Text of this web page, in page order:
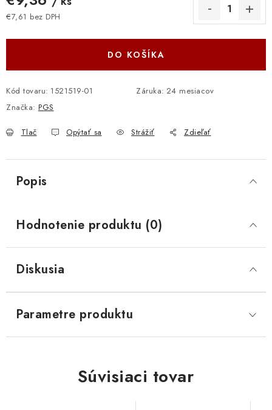
€7,61 bez DPH
DO KOŠÍKA
Kód tovaru: 1521519-01 Záruka: 24 mesiacov
Značka: PGS
Tlač Opýtať sa Strážiť Zdieľať
Popis
Hodnotenie produktu (0)
Diskusia
Parametre produktu
Súvisiaci tovar